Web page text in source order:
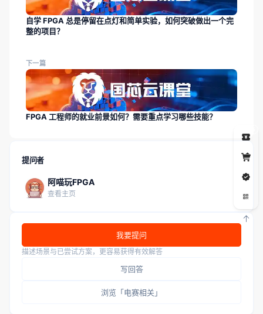
自学 FPGA 总是停留在点灯和简单实验，如何突破做出一个完
整的项目？
下一篇
FPGA 工程师的就业前景如何？需要重点学习哪些技能？
提问者
阿喵玩FPGA
查看主页
我要提问
描述场景与已尝试方案，更容易获得有效解答
写回答
浏览「电赛相关」